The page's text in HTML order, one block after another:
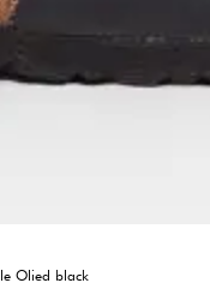
Olied black